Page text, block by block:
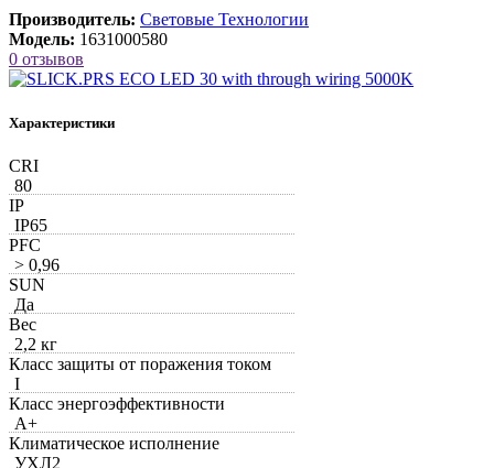
Производитель: Световые Технологии
Модель: 1631000580
0 отзывов
Характеристики
CRI
80
IP
IP65
PFС
> 0,96
SUN
Да
Вес
2,2 кг
Класс защиты от поражения током
I
Класс энергоэффективности
A+
Климатическое исполнение
УХЛ2